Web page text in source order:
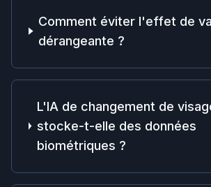
Comment éviter l'effet de
dérangeante ?
L'IA de changement de
stocke-t-elle des données
biométriques ?